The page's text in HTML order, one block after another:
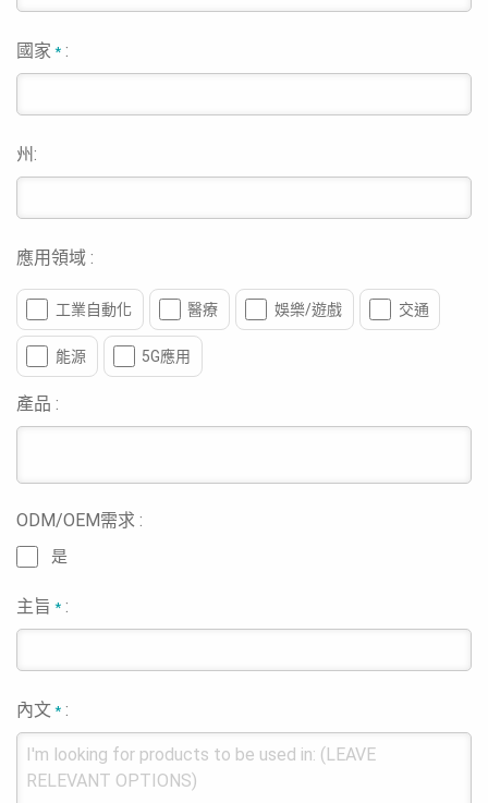
國家* :
州:
應用領域 :
工業自動化 醫療 娛樂/遊戲 交通
能源 5G應用
產品 :
ODM/OEM需求 :
是
主旨* :
內文* :